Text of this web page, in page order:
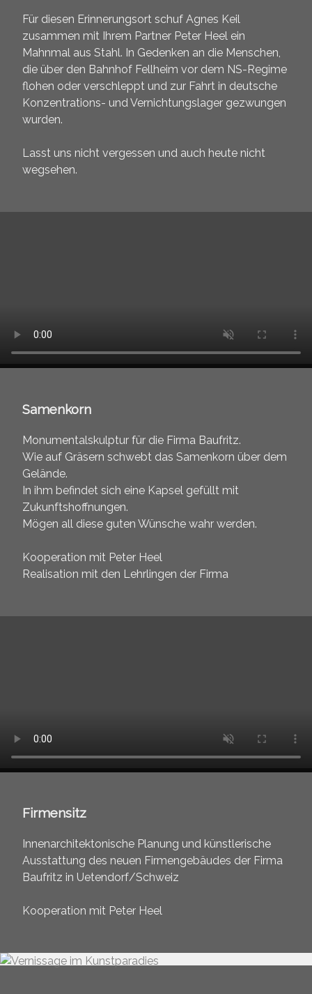
Für diesen Erinnerungsort schuf Agnes Keil
zusammen mit Ihrem Partner Peter Heel ein
Mahnmal aus Stahl. In Gedenken an die Menschen,
die über den Bahnhof Fellheim vor dem NS-Regime
flohen oder verschleppt und zur Fahrt in deutsche
Konzentrations- und Vernichtungslager gezwungen
wurden.
Lasst uns nicht vergessen und auch heute nicht
wegsehen.
Samenkorn
Monumentalskulptur für die Firma Baufritz.
Wie auf Gräsern schwebt das Samenkorn über dem
Gelände.
In ihm befindet sich eine Kapsel gefüllt mit
Zukunftshoffnungen.
Mögen all diese guten Wünsche wahr werden.
Kooperation mit Peter Heel
Realisation mit den Lehrlingen der Firma
Firmensitz
Innenarchitektonische Planung und künstlerische
Ausstattung des neuen Firmengebäudes der Firma
Baufritz in Uetendorf/Schweiz
Kooperation mit Peter Heel